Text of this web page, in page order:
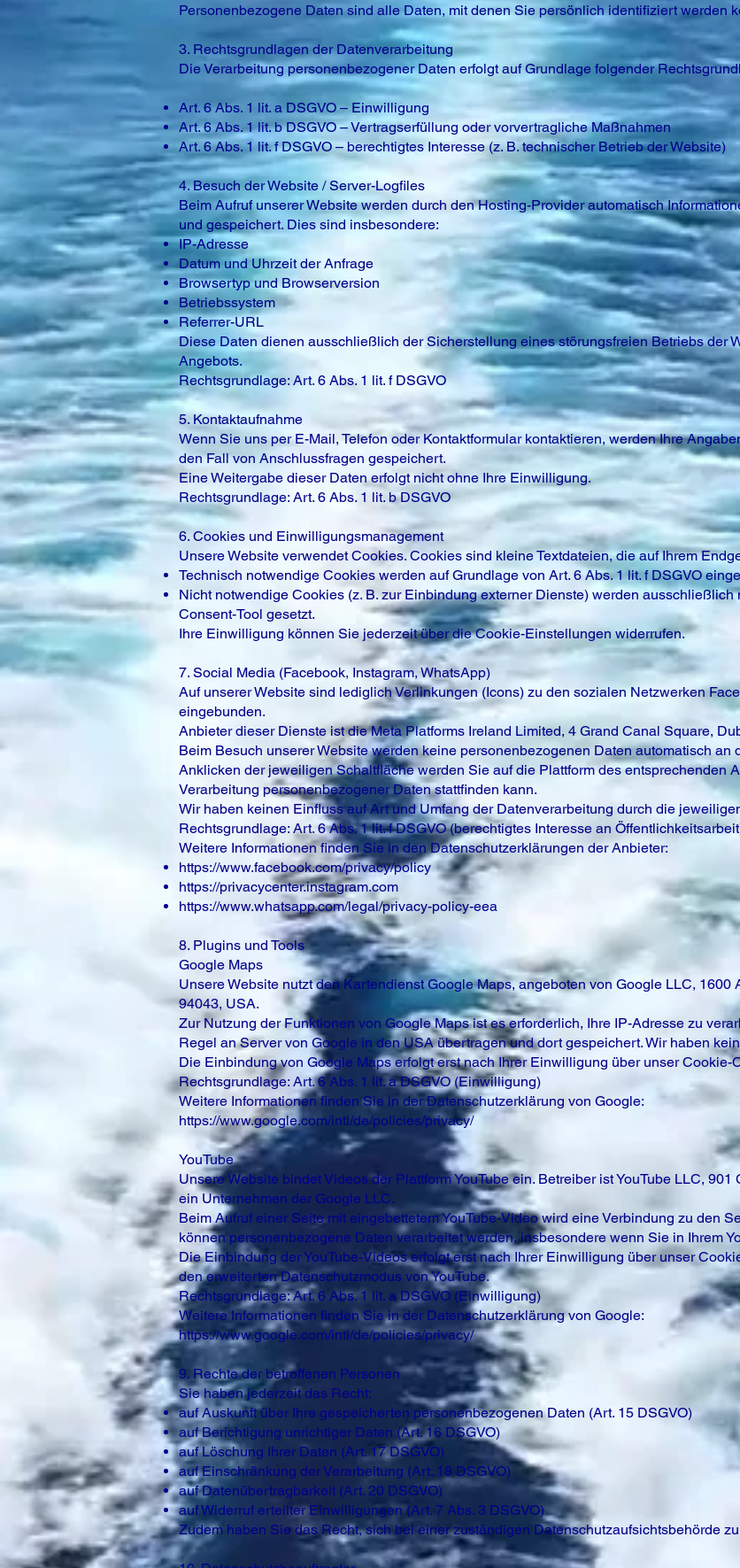
Personenbezogene Daten sind alle Daten, mit denen Sie persönlich identifiziert werden
3. Rechtsgrundlagen der Datenverarbeitung
Die Verarbeitung personenbezogener Daten erfolgt auf Grundlage folgender
Art. 6 Abs. 1 lit. a DSGVO – Einwilligung
Art. 6 Abs. 1 lit. b DSGVO – Vertragserfüllung oder vorvertragliche Maßnahmen
Art. 6 Abs. 1 lit. f DSGVO – berechtigtes Interesse (z. B. technischer Betrieb der Website)
4. Besuch der Website / Server-Logfiles
Beim Aufruf unserer Website werden durch den Hosting-Provider automatisch
und gespeichert. Dies sind insbesondere:
IP-Adresse
Datum und Uhrzeit der Anfrage
Browsertyp und Browserversion
Betriebssystem
Referrer-URL
Diese Daten dienen ausschließlich der Sicherstellung eines störungsfreien Betriebs der
Angebots.
Rechtsgrundlage: Art. 6 Abs. 1 lit. f DSGVO
5. Kontaktaufnahme
Wenn Sie uns per E-Mail, Telefon oder Kontaktformular kontaktieren, werden Ihre
den Fall von Anschlussfragen gespeichert.
Eine Weitergabe dieser Daten erfolgt nicht ohne Ihre Einwilligung.
Rechtsgrundlage: Art. 6 Abs. 1 lit. b DSGVO
6. Cookies und Einwilligungsmanagement
Unsere Website verwendet Cookies. Cookies sind kleine Textdateien, die auf Ihrem
Technisch notwendige Cookies werden auf Grundlage von Art. 6 Abs. 1 lit. f DSGVO
Nicht notwendige Cookies (z. B. zur Einbindung externer Dienste) werden
Consent-Tool gesetzt.
Ihre Einwilligung können Sie jederzeit über die Cookie-Einstellungen widerrufen.
7. Social Media (Facebook, Instagram, WhatsApp)
Auf unserer Website sind lediglich Verlinkungen (Icons) zu den sozialen Netzwerken
eingebunden.
Anbieter dieser Dienste ist die Meta Platforms Ireland Limited, 4 Grand Canal Square,
Beim Besuch unserer Website werden keine personenbezogenen Daten automatisch an
Anklicken der jeweiligen Schaltfläche werden Sie auf die Plattform des entsprechenden
Verarbeitung personenbezogener Daten stattfinden kann.
Wir haben keinen Einfluss auf Art und Umfang der Datenverarbeitung durch die
Rechtsgrundlage: Art. 6 Abs. 1 lit. f DSGVO (berechtigtes Interesse an
Weitere Informationen finden Sie in den Datenschutzerklärungen der Anbieter:
https://www.facebook.com/privacy/policy
https://privacycenter.instagram.com
https://www.whatsapp.com/legal/privacy-policy-eea
8. Plugins und Tools
Google Maps
Unsere Website nutzt den Kartendienst Google Maps, angeboten von Google LLC, 1600
94043, USA.
Zur Nutzung der Funktionen von Google Maps ist es erforderlich, Ihre IP-Adresse zu
Regel an Server von Google in den USA übertragen und dort gespeichert. Wir haben
Die Einbindung von Google Maps erfolgt erst nach Ihrer Einwilligung über unser Cookie-
Rechtsgrundlage: Art. 6 Abs. 1 lit. a DSGVO (Einwilligung)
Weitere Informationen finden Sie in der Datenschutzerklärung von Google:
https://www.google.com/intl/de/policies/privacy/
YouTube
Unsere Website bindet Videos der Plattform YouTube ein. Betreiber ist YouTube LLC,
ein Unternehmen der Google LLC.
Beim Aufruf einer Seite mit eingebettetem YouTube-Video wird eine Verbindung zu den
können personenbezogene Daten verarbeitet werden, insbesondere wenn Sie in Ihrem
Die Einbindung der YouTube-Videos erfolgt erst nach Ihrer Einwilligung über unser
den erweiterten Datenschutzmodus von YouTube.
Rechtsgrundlage: Art. 6 Abs. 1 lit. a DSGVO (Einwilligung)
Weitere Informationen finden Sie in der Datenschutzerklärung von Google:
https://www.google.com/intl/de/policies/privacy/
9. Rechte der betroffenen Personen
Sie haben jederzeit das Recht:
auf Auskunft über Ihre gespeicherten personenbezogenen Daten (Art. 15 DSGVO)
auf Berichtigung unrichtiger Daten (Art. 16 DSGVO)
auf Löschung Ihrer Daten (Art. 17 DSGVO)
auf Einschränkung der Verarbeitung (Art. 18 DSGVO)
auf Datenübertragbarkeit (Art. 20 DSGVO)
auf Widerruf erteilter Einwilligungen (Art. 7 Abs. 3 DSGVO)
Zudem haben Sie das Recht, sich bei einer zuständigen Datenschutzaufsichtsbehörde